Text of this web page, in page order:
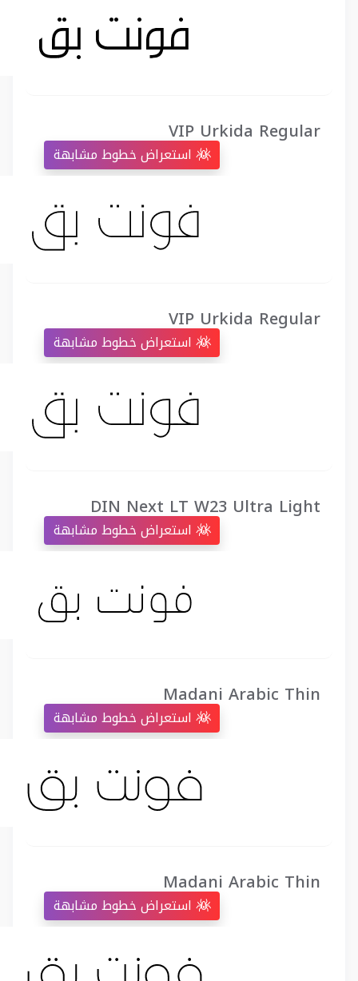
VIP Urkida Regular
VIP Urkida Regular
DIN Next LT W23 Ultra Light
Madani Arabic Thin
Madani Arabic Thin